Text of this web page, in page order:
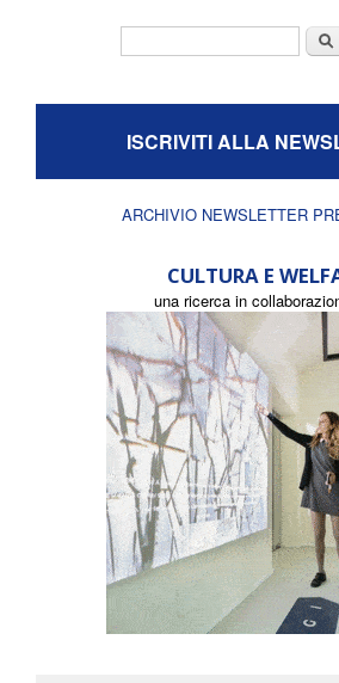
ISCRIVITI ALLA
ARCHIVIO NEWSLETTER
CULTURA E
una ricerca in